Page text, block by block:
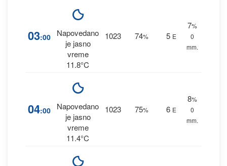
03:00
Napovedano
je jasno
vreme
11.8°C
1023 74% 5 E
7%
0
mm.
04:00
Napovedano
je jasno
vreme
11.4°C
1023 75% 6 E
8%
0
mm.